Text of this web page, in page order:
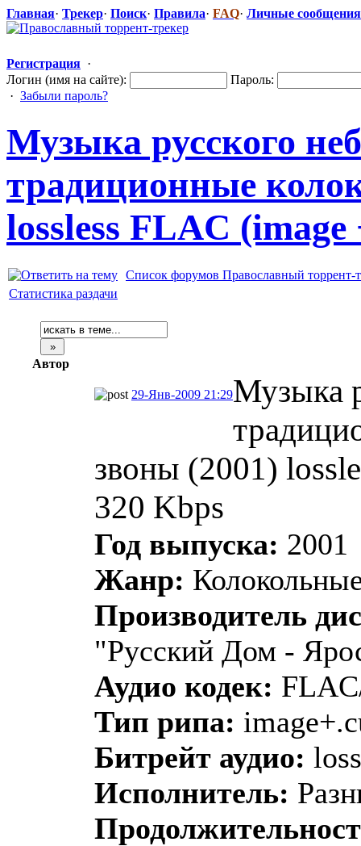
Главная· Трекер· Поиск· Правила· FAQ· Личные сообщения
Регистрация ·
Логин (имя на сайте):
Пароль:
· Забыли пароль?
Музыка русского
традиционные
lossless FLAC
Список форумов Православный торрент-
Статистика раздачи
Автор
29-Янв-2009 21:29Музыка
звоны (2001)
320 Kbps
Год выпуска: 2001
Жанр:
Производитель
"Русский Дом -
Аудио кодек:
Тип рипа:
Битрейт аудио:
Исполнитель: